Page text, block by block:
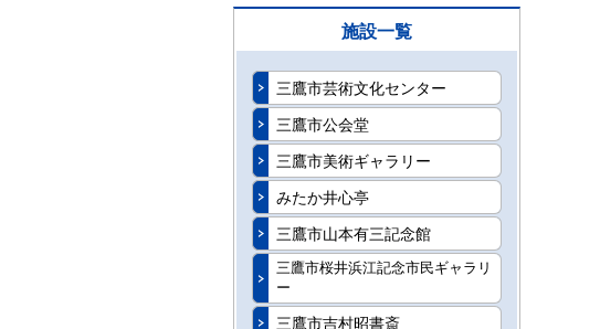
施設一覧
三鷹市芸術文化センター
三鷹市公会堂
三鷹市美術ギャラリー
みたか井心亭
三鷹市山本有三記念館
三鷹市桜井浜江記念市民ギャラリ
ー
三鷹市吉村昭書斎